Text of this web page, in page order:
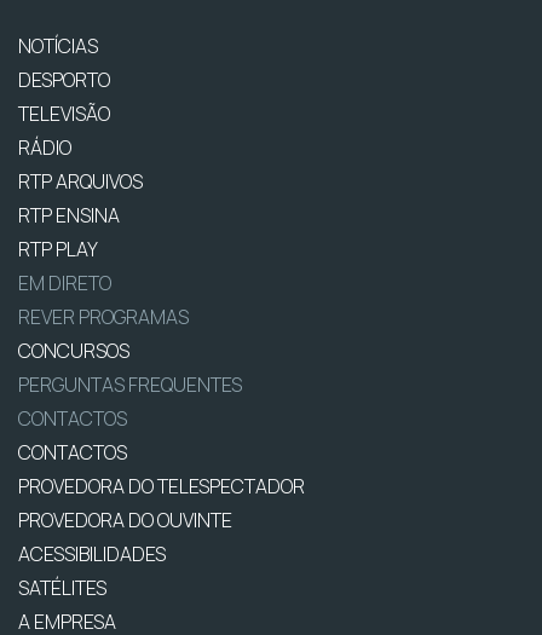
NOTÍCIAS
DESPORTO
TELEVISÃO
RÁDIO
RTP ARQUIVOS
RTP ENSINA
RTP PLAY
EM DIRETO
REVER PROGRAMAS
CONCURSOS
PERGUNTAS FREQUENTES
CONTACTOS
CONTACTOS
PROVEDORA DO TELESPECTADOR
PROVEDORA DO OUVINTE
ACESSIBILIDADES
SATÉLITES
A EMPRESA